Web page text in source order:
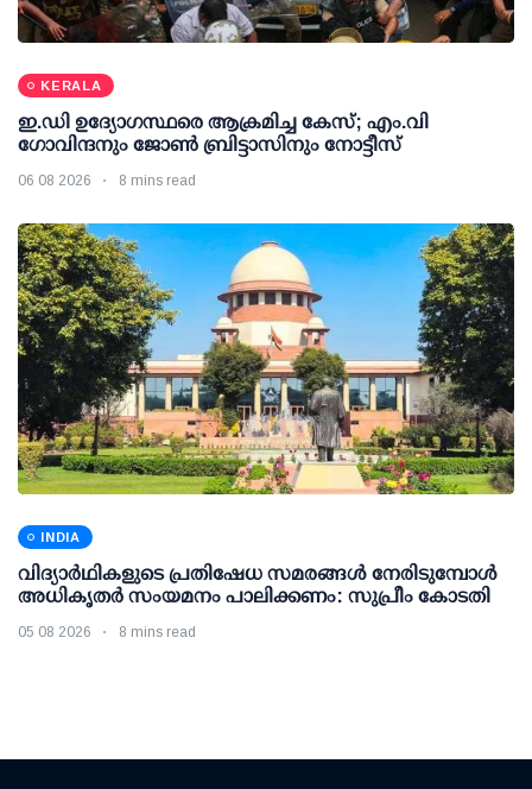
KERALA
ഇ.ഡി ഉദ്യോഗസ്ഥരെ ആക്രമിച്ച കേസ്; എം.വി
ഗോവിന്ദനും ജോണ്‍ ബ്രിട്ടാസിനും നോട്ടീസ്
06 08 2026 8 mins read
INDIA
വിദ്യാര്‍ഥികളുടെ പ്രതിഷേധ സമരങ്ങള്‍ നേരിടുമ്പോള്‍
അധികൃതര്‍ സംയമനം പാലിക്കണം: സുപ്രീം കോടതി
05 08 2026 8 mins read